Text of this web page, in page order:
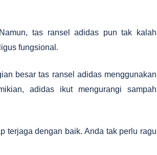
tas ransel adidas pun tak kalah
fungsional.
besar tas ransel adidas menggunakan
adidas ikut mengurangi sampah
terjaga dengan baik. Anda tak perlu ragu